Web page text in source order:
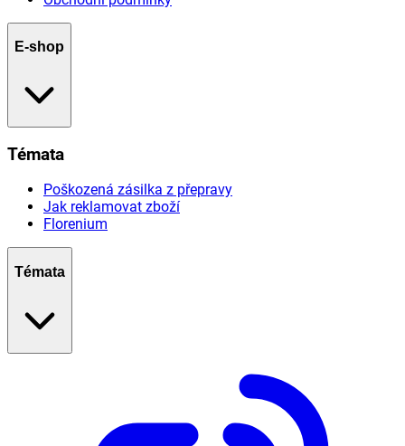
E-shop
Témata
Poškozená zásilka z přepravy
Jak reklamovat zboží
Florenium
Témata